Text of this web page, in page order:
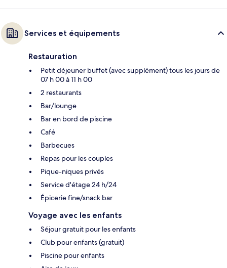
Services et équipements
Restauration
Petit déjeuner buffet (avec supplément) tous les jours de
07 h 00 à 11 h 00
2 restaurants
Bar/lounge
Bar en bord de piscine
Café
Barbecues
Repas pour les couples
Pique-niques privés
Service d'étage 24 h/24
Épicerie fine/snack bar
Voyage avec les enfants
Séjour gratuit pour les enfants
Club pour enfants (gratuit)
Piscine pour enfants